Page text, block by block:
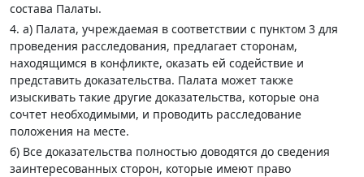
состава Палаты.
4. а) Палата, учреждаемая в соответствии с пунктом 3 для
проведения расследования, предлагает сторонам,
находящимся в конфликте, оказать ей содействие и
представить доказательства. Палата может также
изыскивать такие другие доказательства, которые она
сочтет необходимыми, и проводить расследование
положения на месте.
б) Все доказательства полностью доводятся до сведения
заинтересованных сторон, которые имеют право